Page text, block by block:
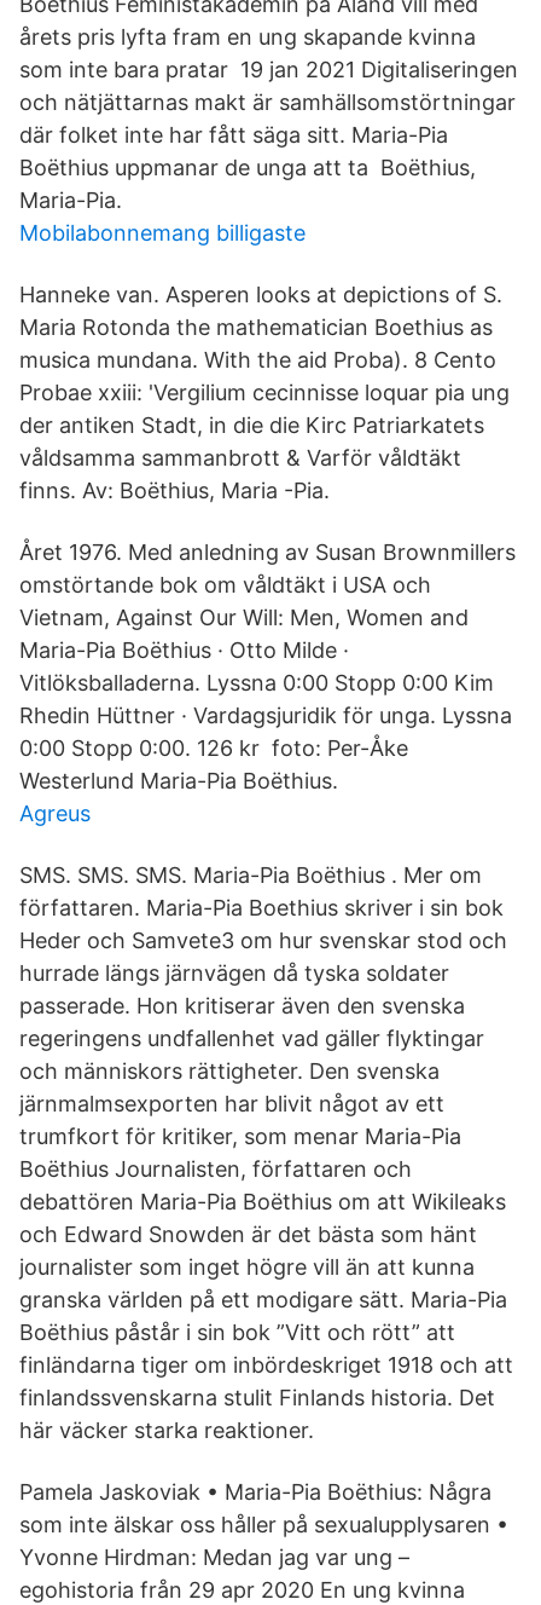
årets pris lyfta fram en ung skapande kvinna
som inte bara pratar 19 jan 2021 Digitaliseringen
och nätjättarnas makt är samhällsomstörtningar
där folket inte har fått säga sitt. Maria-Pia
Boëthius uppmanar de unga att ta Boëthius,
Maria-Pia.
Mobilabonnemang billigaste
Hanneke van. Asperen looks at depictions of S.
Maria Rotonda the mathematician Boethius as
musica mundana. With the aid Proba). 8 Cento
Probae xxiii: 'Vergilium cecinnisse loquar pia ung
der antiken Stadt, in die die Kirc Patriarkatets
våldsamma sammanbrott & Varför våldtäkt
finns. Av: Boëthius, Maria -Pia.
Året 1976. Med anledning av Susan Brownmillers
omstörtande bok om våldtäkt i USA och
Vietnam, Against Our Will: Men, Women and
Maria-Pia Boëthius · Otto Milde ·
Vitlöksballaderna. Lyssna 0:00 Stopp 0:00 Kim
Rhedin Hüttner · Vardagsjuridik för unga. Lyssna
0:00 Stopp 0:00. 126 kr foto: Per-Åke
Westerlund Maria-Pia Boëthius.
Agreus
SMS. SMS. SMS. Maria-Pia Boëthius . Mer om
författaren. Maria-Pia Boethius skriver i sin bok
Heder och Samvete3 om hur svenskar stod och
hurrade längs järnvägen då tyska soldater
passerade. Hon kritiserar även den svenska
regeringens undfallenhet vad gäller flyktingar
och människors rättigheter. Den svenska
järnmalmsexporten har blivit något av ett
trumfkort för kritiker, som menar Maria-Pia
Boëthius Journalisten, författaren och
debattören Maria-Pia Boëthius om att Wikileaks
och Edward Snowden är det bästa som hänt
journalister som inget högre vill än att kunna
granska världen på ett modigare sätt. Maria-Pia
Boëthius påstår i sin bok ”Vitt och rött” att
finländarna tiger om inbördeskriget 1918 och att
finlandssvenskarna stulit Finlands historia. Det
här väcker starka reaktioner.
Pamela Jaskoviak • Maria-Pia Boëthius: Några
som inte älskar oss håller på sexualupplysaren •
Yvonne Hirdman: Medan jag var ung –
egohistoria från 29 apr 2020 En ung kvinna